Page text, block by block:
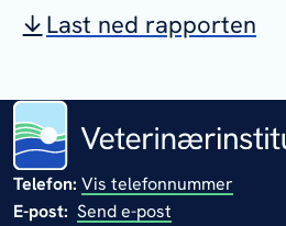
Last ned rapporten
Telefon: Vis telefonnummer
E-post: Send e-post